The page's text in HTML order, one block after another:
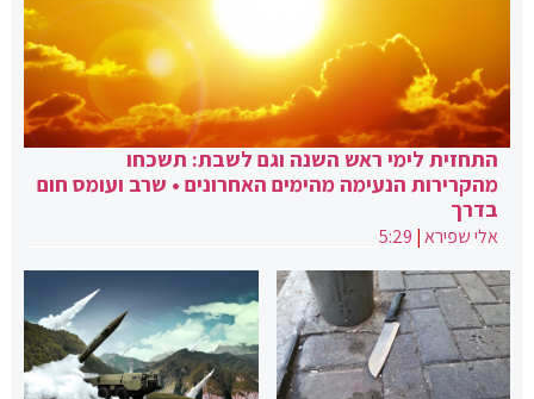
התחזית לימי ראש השנה וגם לשבת: תשכחו
מהקרירות הנעימה מהימים האחרונים • שרב ועומס חום
בדרך
אלי שפירא|
5:29